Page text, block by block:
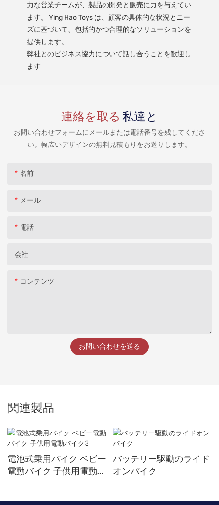
力な営業チームが、製品の開発と販売に力を与えてい
ます。 Ying Hao Toys は、顧客の具体的な状況とニー
ズに基づいて、包括的かつ合理的なソリューションを
提供します。
弊社とのビジネス協力について話し合うことを歓迎し
ます！
連絡を取る私達と
お問い合わせフォームにメールまたは電話番号を残してくださ
い。幅広いデザインの無料見積もりをお送りします。
名前
メール
電話
会社
コンテンツ
お問い合わせを送る
関連製品
電池式乗用バイク ベビー
電動バイク 子供用電動バ
バッテリー駆動のライド
オンバイク